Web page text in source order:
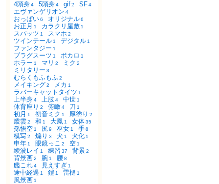
4頭身4 5頭身4 gif2 SF4
エヴァンゲリオン 4
おっぱい6 オリジナル6
お正月 1 カラクリ屋敷 1
スパッツ 1 スマホ 2
ツインテール 1 デジタル 1
ファンタジー 1
プラグスーツ 1 ボカロ 1
ホラー 1 マリ 2 ミク 2
ミリタリー 3
むらくもふもふ2
メイキング2 メカ 1
ラバーキャットタイツ 1
上半身4 上肢 4 中世 1
体育座り 2 俯瞰4 刀 1
初月 1 初音ミク 1 厚塗り 2
叢雲2 和 1 大鳳 1 女体35
孫悟空 1 尻9 巫女 1 手8
模写2 煽り 3 犬 1 犬化 1
申年 1 眼鏡っこ 2 空 1
綾波レイ 1 練習 37 背景2
背景画2 腕 1 腰8
艦これ4 見えすぎ 1
途中経過 1 鎧 1 雷槌 1
風景画 1